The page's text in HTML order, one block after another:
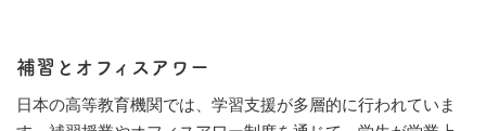
補習とオフィスアワー
日本の高等教育機関では、学習支援が多層的に行われていま